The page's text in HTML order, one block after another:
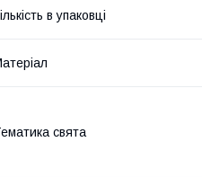
в упаковці
свята